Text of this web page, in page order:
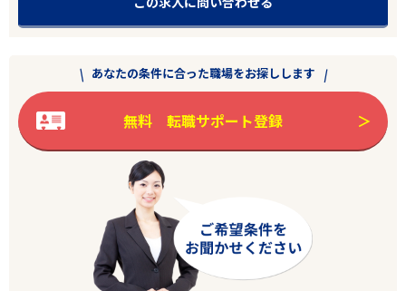
熊本
ドラッグストア
あなたの条件に合った職場をお探しします
無料 転職サポート登録